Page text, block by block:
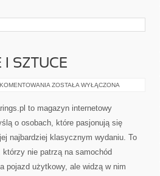
SZTUCE
SAMOCHODY
SZTUCE
ZOSTAŁA WYŁĄCZONA
to magazyn internetowy
o osobach, które pasjonują się
najbardziej klasycznym wydaniu. To
nie patrzą na samochód
pojazd użytkowy, ale widzą w nim